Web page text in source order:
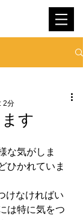
す
2分
な気がしま
ひかれていま
けなければい
は特に気をつ